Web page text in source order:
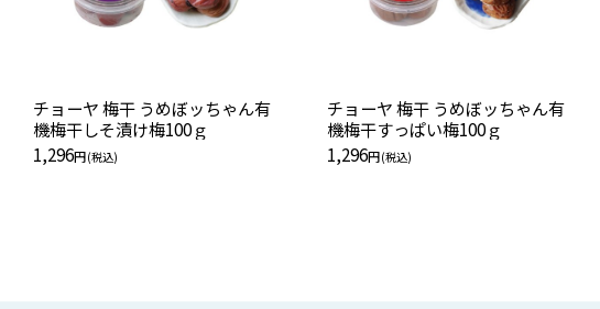
チョーヤ 梅干 うめぼッちゃん有
機梅干しそ漬け梅100ｇ
1,296円(税込)
チョーヤ 梅干 うめぼッちゃん有
機梅干すっぱい梅100ｇ
1,296円(税込)